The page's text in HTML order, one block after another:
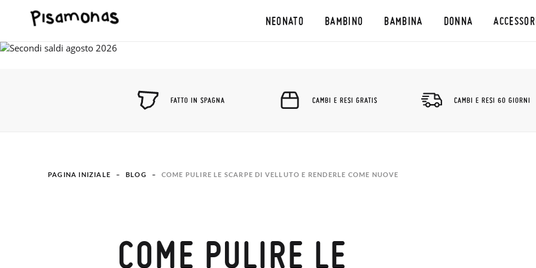
NEONATO BAMBINO BAMBINA DONNA
FATTO IN SPAGNA CAMBI E RESI GRATIS CAMBI E RESI 60 GIORNI
PAGINA INIZIALE BLOG COME PULIRE LE SCARPE DI VELLUTO E RENDERLE COME NUOVE
COME PULIRE LE